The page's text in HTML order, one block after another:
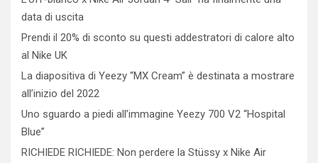
data di uscita
Prendi il 20% di sconto su questi addestratori di calore alto
al Nike UK
La diapositiva di Yeezy “MX Cream” è destinata a mostrare
all’inizio del 2022
Uno sguardo a piedi all’immagine Yeezy 700 V2 “Hospital
Blue”
RICHIEDE RICHIEDE: Non perdere la Stüssy x Nike Air